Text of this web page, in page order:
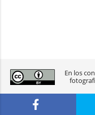
En los
2003-2026
aviso legal